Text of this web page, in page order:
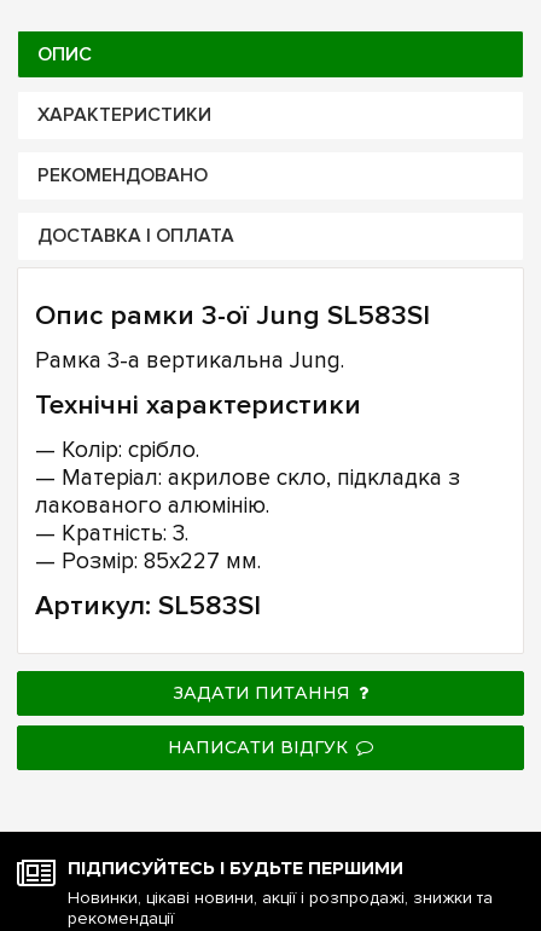
ОПИС
ХАРАКТЕРИСТИКИ
РЕКОМЕНДОВАНО
ДОСТАВКА І ОПЛАТА
Опис рамки 3-ої Jung SL583SI
Рамка 3-а вертикальна Jung.
Технічні характеристики
— Колір: срібло.
— Матеріал: акрилове скло, підкладка з
лакованого алюмінію.
— Кратність: 3.
— Розмір: 85х227 мм.
Артикул: SL583SI
ЗАДАТИ ПИТАННЯ
НАПИСАТИ ВІДГУК
ПІДПИСУЙТЕСЬ І БУДЬТЕ ПЕРШИМИ
Новинки, цікаві новини, акції і розпродажі, знижки та
рекомендації